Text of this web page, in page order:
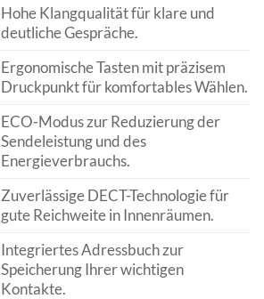
Hohe Klangqualität für klare und
deutliche Gespräche.
Ergonomische Tasten mit präzisem
Druckpunkt für komfortables Wählen.
ECO-Modus zur Reduzierung der
Sendeleistung und des
Energieverbrauchs.
Zuverlässige DECT-Technologie für
gute Reichweite in Innenräumen.
Integriertes Adressbuch zur
Speicherung Ihrer wichtigen
Kontakte.